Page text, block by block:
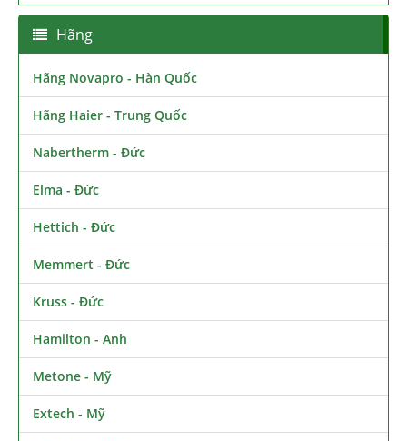
Hãng
Hãng Novapro - Hàn Quốc
Hãng Haier - Trung Quốc
Nabertherm - Đức
Elma - Đức
Hettich - Đức
Memmert - Đức
Kruss - Đức
Hamilton - Anh
Metone - Mỹ
Extech - Mỹ